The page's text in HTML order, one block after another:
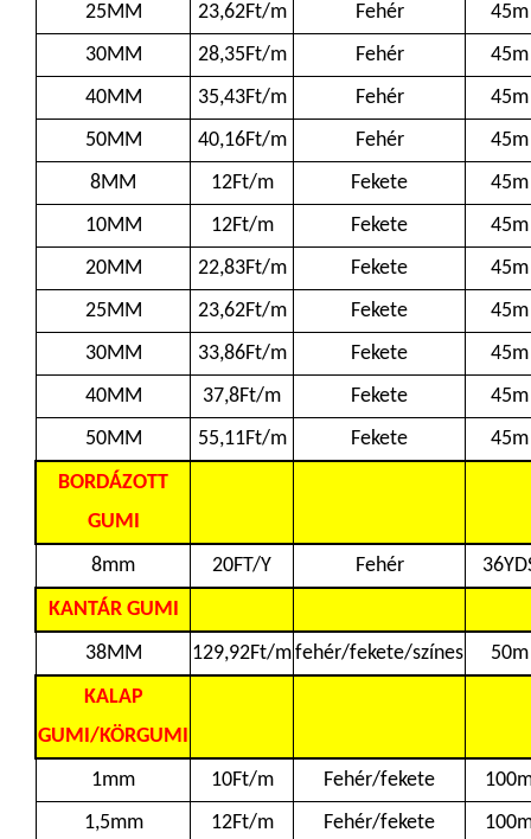
25MM
23,62Ft/m Fehér
45m
30MM
28,35Ft/m Fehér
45m
40MM
35,43Ft/m Fehér
45m
50MM
40,16Ft/m Fehér
45m
8MM
12Ft/m Fekete
45m
10MM
12Ft/m Fekete
45m
20MM
22,83Ft/m Fekete
45m
25MM
23,62Ft/m Fekete
45m
30MM
33,86Ft/m Fekete
45m
40MM
37,8Ft/m Fekete
45m
50MM
55,11Ft/m Fekete
45m
BORDÁZOTT
GUMI
8mm
20FT/Y Fehér
KANTÁR GUMI
38MM
129,92Ft/mfehér/fekete/színes
50m
KALAP
GUMI/KÖRGUMI
1mm
10Ft/m Fehér/fekete
1,5mm
12Ft/m Fehér/fekete